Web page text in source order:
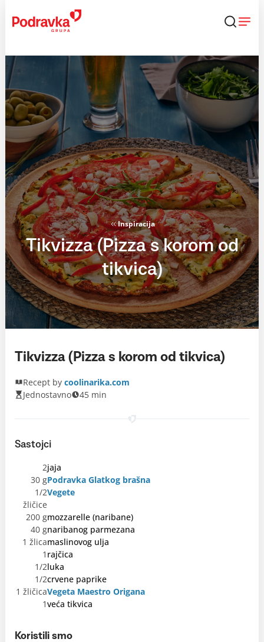
content
Inspiracija
Tikvizza (Pizza s korom od
tikvica)
Tikvizza (Pizza s korom od tikvica)
Recept by coolinarika.com
Jednostavno
45 min
Sastojci
2jaja
30 gPodravka Glatkog brašna
1/2
žličice
Vegete
200 gmozzarelle (naribane)
40 gnaribanog parmezana
1 žlicamaslinovog ulja
1 rajčica
1/2luka
1/2crvene paprike
1 žličicaVegeta Maestro Origana
1veća tikvica
Koristili smo